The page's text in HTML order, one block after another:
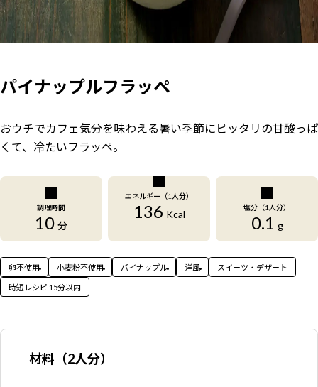
パイナップルフラッペ
おウチでカフェ気分を味わえる暑い季節にピッタリの甘酸っぱ
くて、冷たいフラッペ。
調理時間
10 分
エネルギー（1人分）
136 Kcal
塩分（1人分）
0.1 g
卵不使用 小麦粉不使用 パイナップル 洋風 スイーツ・デザート
時短レシピ 15分以内
材料（2人分）